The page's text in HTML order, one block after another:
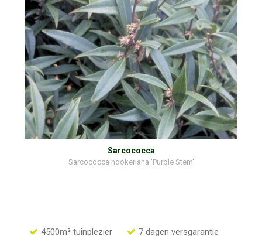
Sarcococca
Sarcococca hookeriana 'Purple Stem'
4500m² tuinplezier 7 dagen versgarantie